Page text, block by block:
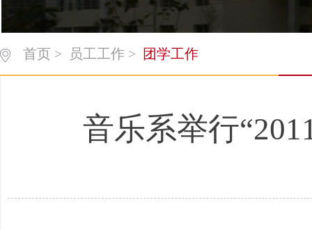
首页 > 员工工作 > 团学工作
音乐系举行